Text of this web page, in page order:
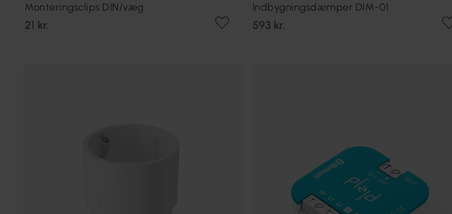
Monteringsclips DIN/væg
21 kr.
Indbygningsdæmper DIM-01
593 kr.